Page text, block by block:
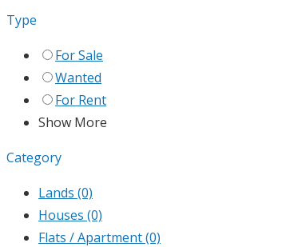
Type
For Sale
Wanted
For Rent
Show More
Category
Lands (0)
Houses (0)
Flats / Apartment(0)